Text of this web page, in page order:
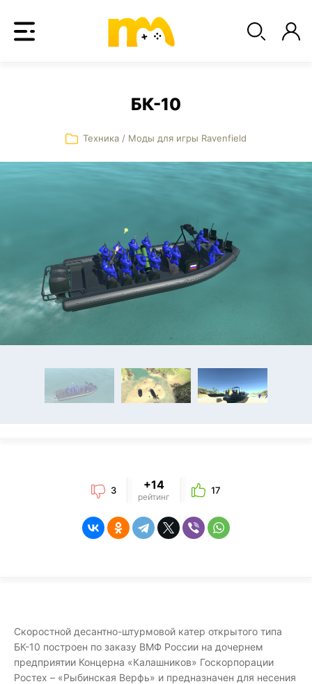
БК-10
Техника / Моды для игры Ravenfield
3 +14
рейтинг
17
Скоростной десантно-штурмовой катер открытого типа
БК-10 построен по заказу ВМФ России на дочернем
предприятии Концерна «Калашников» Госкорпорации
Ростех – «Рыбинская Верфь» и предназначен для несения